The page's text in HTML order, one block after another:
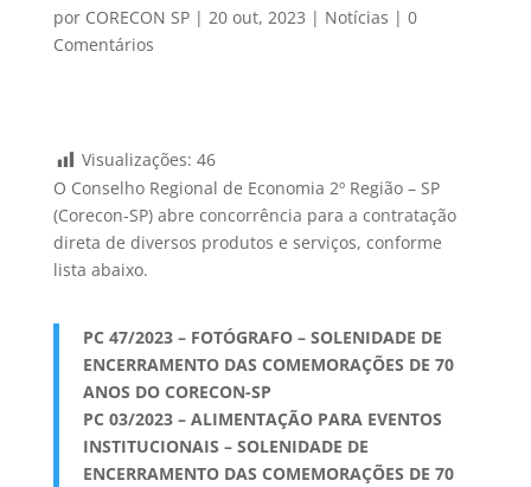
por CORECON SP| 20 out, 2023 | Notícias | 0
Comentários
Visualizações: 46
O Conselho Regional de Economia 2º Região – SP
(Corecon-SP) abre concorrência para a contratação
direta de diversos produtos e serviços, conforme
lista abaixo.
PC 47/2023 – FOTÓGRAFO – SOLENIDADE DE
ENCERRAMENTO DAS COMEMORAÇÕES DE 70
ANOS DO CORECON-SP
PC 03/2023 – ALIMENTAÇÃO PARA EVENTOS
INSTITUCIONAIS – SOLENIDADE DE
ENCERRAMENTO DAS COMEMORAÇÕES DE 70